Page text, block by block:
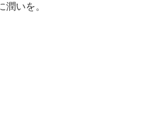
いを。